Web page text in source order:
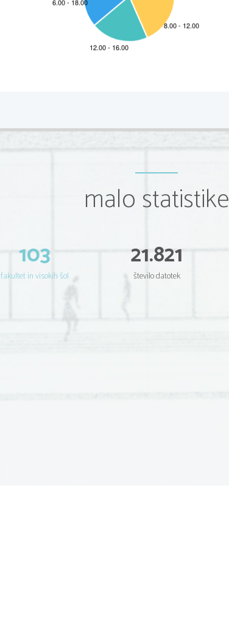
malo statistike
103
fakultet in visokih šol
21.821
število datotek